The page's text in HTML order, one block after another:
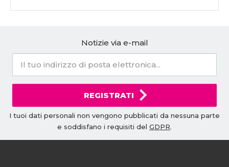
Notizie via e-mail
REGISTRATI
I tuoi dati personali non vengono pubblicati da nessuna parte
e soddisfano i requisiti del GDPR.